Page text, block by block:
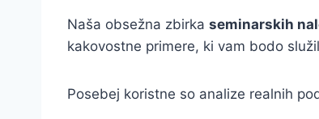
Naša obsežna zbirka seminarskih
kakovostne primere, ki vam bodo
Posebej koristne so analize realnih